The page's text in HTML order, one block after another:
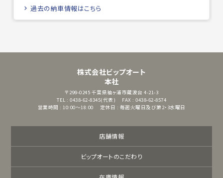
過去の納車情報はこちら
株式会社ビップオート
本社
〒299-0245 千葉県袖ヶ浦市蔵波台 4-21-3
TEL : 0438-62-8345(代表)
FAX : 0438-62-8574
営業時間 : 10:00～18:00
定休日 : 毎週火曜日及び第2・3水曜日
店舗情報
ビップオートのこだわり